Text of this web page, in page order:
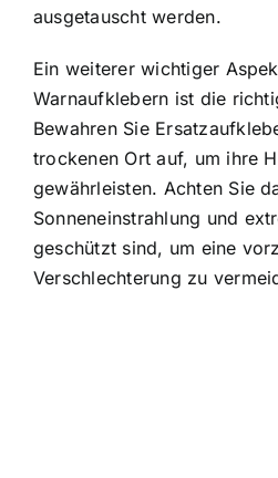
ausgetauscht werden.
Ein weiterer wichtiger
Warnaufklebern ist die
Bewahren Sie
trockenen Ort auf, um ihre
gewährleisten. Achten Sie
Sonneneinstrahlung und
geschützt sind, um eine
Verschlechterung zu